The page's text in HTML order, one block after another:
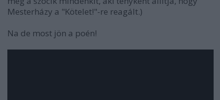
Mesterházy a "Kötelet!"-re reagált.)
Na de most jön a poén!